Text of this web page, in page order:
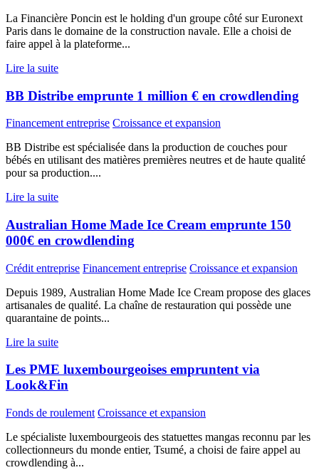
La Financière Poncin est le holding d'un groupe côté sur Euronext
Paris dans le domaine de la construction navale. Elle a choisi de
faire appel à la plateforme...
Lire la suite
BB Distribe emprunte 1 million € en crowdlending
Financement entreprise Croissance et expansion
BB Distribe est spécialisée dans la production de couches pour
bébés en utilisant des matières premières neutres et de haute qualité
pour sa production....
Lire la suite
Australian Home Made Ice Cream emprunte 150
000€ en crowdlending
Crédit entreprise Financement entreprise Croissance et expansion
Depuis 1989, Australian Home Made Ice Cream propose des glaces
artisanales de qualité. La chaîne de restauration qui possède une
quarantaine de points...
Lire la suite
Les PME luxembourgeoises empruntent via
Look&Fin
Fonds de roulement Croissance et expansion
Le spécialiste luxembourgeois des statuettes mangas reconnu par les
collectionneurs du monde entier, Tsumé, a choisi de faire appel au
crowdlending à...